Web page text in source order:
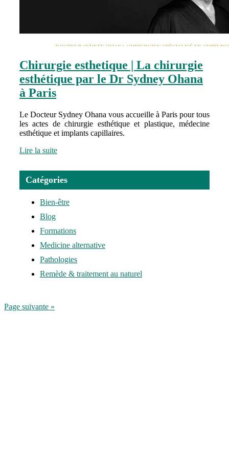
Chirurgie esthetique | La chirurgie
esthétique par le Dr Sydney Ohana
à Paris
Le Docteur Sydney Ohana vous accueille à Paris pour tous
les actes de chirurgie esthétique et plastique, médecine
esthétique et implants capillaires.
Lire la suite
Catégories
Bien-être
Blog
Formations
Medicine alternative
Pathologies
Remède & traitement au naturel
Page suivante »